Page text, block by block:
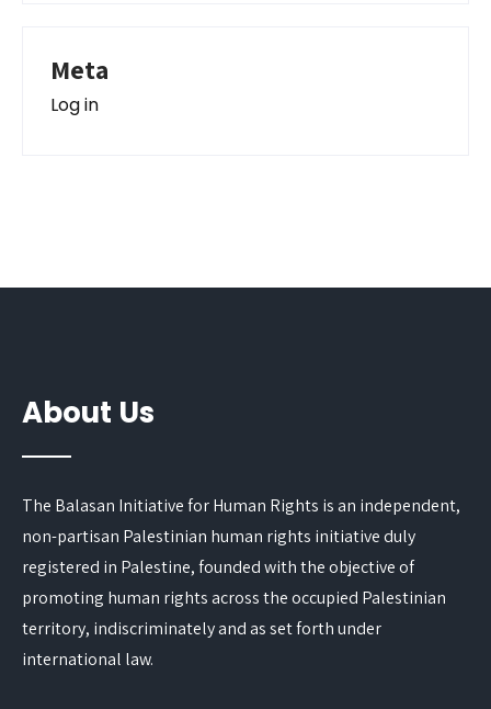
Meta
Log in
About Us
The Balasan Initiative for Human Rights is an independent,
non-partisan Palestinian human rights initiative duly
registered in Palestine, founded with the objective of
promoting human rights across the occupied Palestinian
territory, indiscriminately and as set forth under
international law.